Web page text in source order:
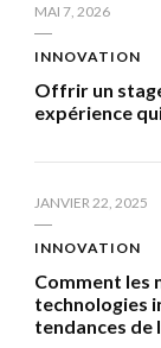
MAI 7, 2026
INNOVATION
Offrir un
expérience
JANVIER 22, 2025
INNOVATION
Comment les
technologies
tendances de